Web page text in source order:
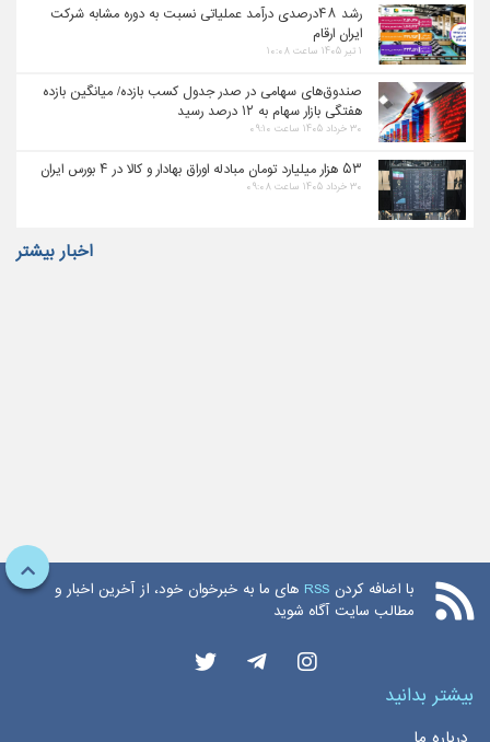
رشد ۴۸درصدی درآمد عملیاتی نسبت به دوره مشابه شرکت
ایران ارقام
۱ تیر ۱۴۰۵ ساعت ۱۰:۰۸
صندوق‌های سهامی در صدر جدول کسب بازده/ میانگین بازده
هفتگی بازار سهام به ۱۲ درصد رسید
۳۰ خرداد ۱۴۰۵ ساعت ۰۹:۱۰
۵۳ هزار میلیارد تومان مبادله اوراق بهادار و کالا در ۴ بورس ایران
۳۰ خرداد ۱۴۰۵ ساعت ۰۹:۰۸
اخبار بیشتر
با اضافه کردن RSS های ما به خبرخوان خود، از آخرین اخبار و
مطالب سایت آگاه شوید
بیشتر بدانید